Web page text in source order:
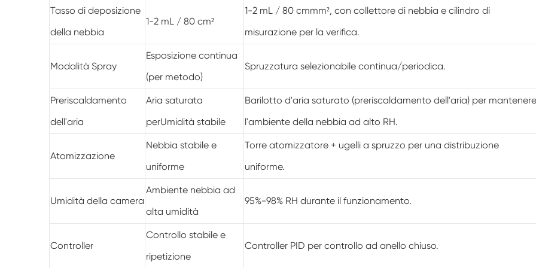
Camera di umidità Walk In
Camera di temperatura
Camera di umidità calda e fredda
Camera ambientale Reach-In
Camera antistress ambientale
Camera di stabilità
Camera ambientale Sub-zero
Camera dell'agitatore di temperatura
Tasso di deposizione
della nebbia
1-2 mL / 80 cm²
1-2 mL / 80 cmmm², con collettore di nebbia e cilindro di
misurazione per la verifica.
Modalità Spray
Esposizione continua
(per metodo)
Spruzzatura selezionabile continua/periodica.
Preriscaldamento
dell'aria
Aria saturata
perUmidità stabile
Barilotto d'aria saturato (preriscaldamento dell'aria) per mantenere
l'ambiente della nebbia ad alto RH.
Atomizzazione
Nebbia stabile e
uniforme
Torre atomizzatore + ugelli a spruzzo per una distribuzione
uniforme.
Umidità della camera
Ambiente nebbia ad
alta umidità
95%-98% RH durante il funzionamento.
Controller
Controllo stabile e
ripetizione
Controller PID per controllo ad anello chiuso.